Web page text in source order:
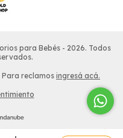
para Bebés - 2026. Todos
Para reclamos ingresá acá.